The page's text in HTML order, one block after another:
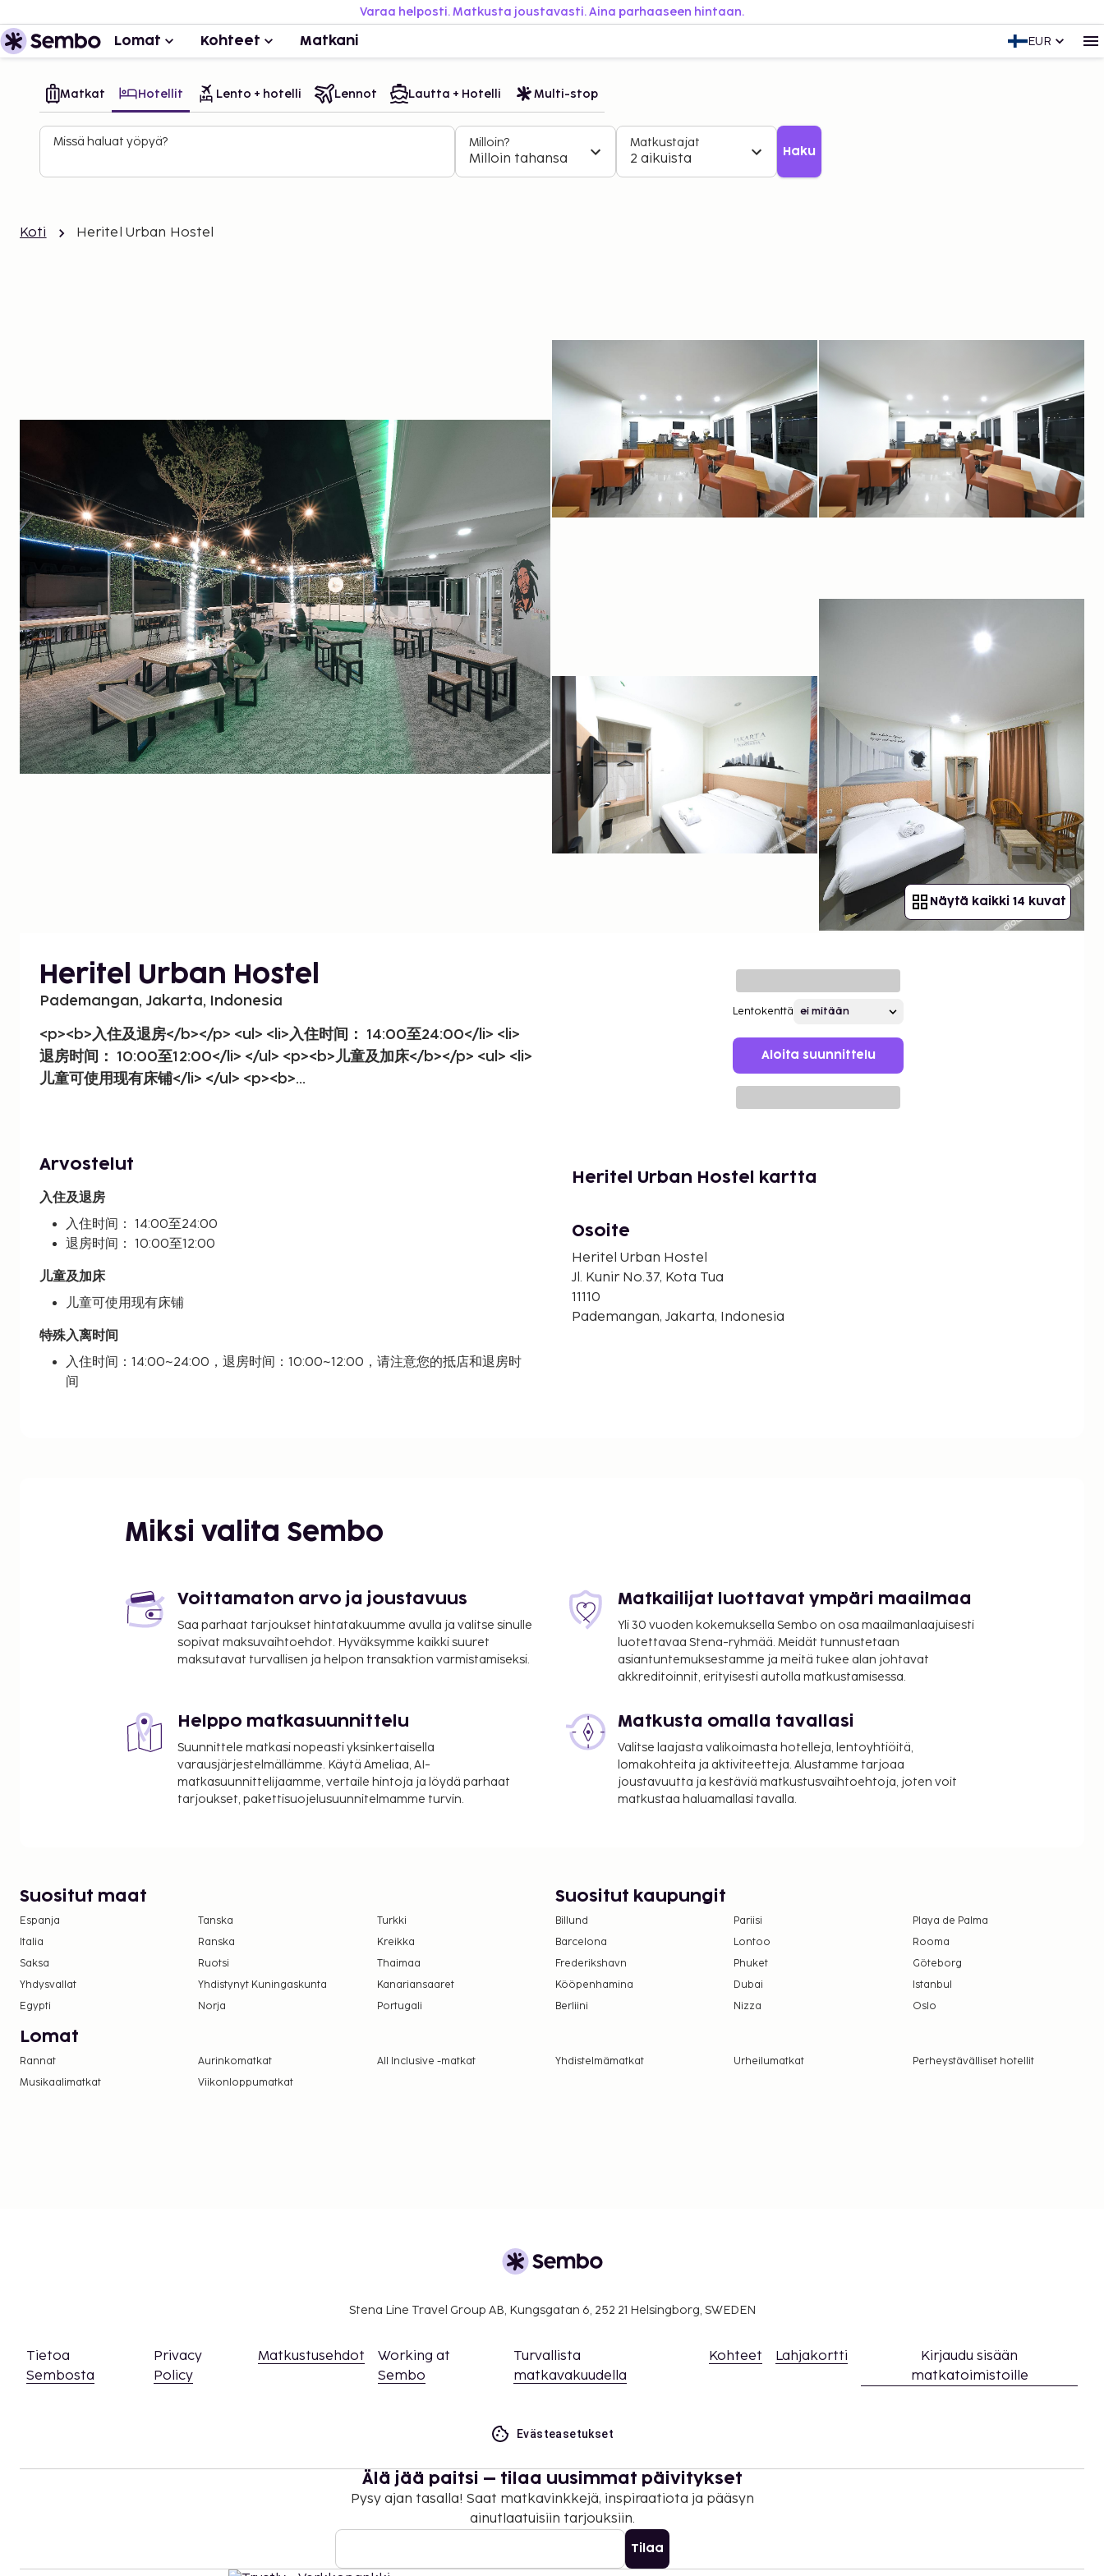
Varaa helposti. Matkusta joustavasti. Aina parhaaseen hintaan.
Lomat Kohteet Matkani EUR
Matkat Hotellit Lento + hotelli Lennot Lautta + Hotelli Multi-stop
Missä haluat yöpyä? Milloin?
Milloin tahansa
Matkustajat
2 aikuista Haku
Koti Heritel Urban Hostel
Näytä kaikki 14 kuvat
Heritel Urban Hostel
Pademangan, Jakarta, Indonesia
<p><b>入住及退房</b></p> <ul> <li>入住时间： 14:00至24:00</li> <li>
退房时间： 10:00至12:00</li> </ul> <p><b>儿童及加床</b></p> <ul> <li>
儿童可使用现有床铺</li> </ul> <p><b>...
Lentokenttä
Aloita suunnittelu
Arvostelut
入住及退房
入住时间： 14:00至24:00
退房时间： 10:00至12:00
儿童及加床
儿童可使用现有床铺
特殊入离时间
入住时间：14:00~24:00，退房时间：10:00~12:00，请注意您的抵店和退房时
间
Heritel Urban Hostel kartta
Osoite
Heritel Urban Hostel
Jl. Kunir No.37, Kota Tua
11110
Pademangan, Jakarta, Indonesia
Miksi valita Sembo
Voittamaton arvo ja joustavuus
Saa parhaat tarjoukset hintatakuumme avulla ja valitse sinulle
sopivat maksuvaihtoehdot. Hyväksymme kaikki suuret
maksutavat turvallisen ja helpon transaktion varmistamiseksi.
Matkailijat luottavat ympäri maailmaa
Yli 30 vuoden kokemuksella Sembo on osa maailmanlaajuisesti
luotettavaa Stena-ryhmää. Meidät tunnustetaan
asiantuntemuksestamme ja meitä tukee alan johtavat
akkreditoinnit, erityisesti autolla matkustamisessa.
Helppo matkasuunnittelu
Suunnittele matkasi nopeasti yksinkertaisella
varausjärjestelmällämme. Käytä Ameliaa, AI-
matkasuunnittelijaamme, vertaile hintoja ja löydä parhaat
tarjoukset, pakettisuojelusuunnitelmamme turvin.
Matkusta omalla tavallasi
Valitse laajasta valikoimasta hotelleja, lentoyhtiöitä,
lomakohteita ja aktiviteetteja. Alustamme tarjoaa
joustavuutta ja kestäviä matkustusvaihtoehtoja, joten voit
matkustaa haluamallasi tavalla.
Suositut maat
Espanja Tanska
Turkki
Italia
Ranska
Kreikka
Saksa
Ruotsi
Thaimaa
Yhdysvallat
Yhdistynyt Kuningaskunta
Kanariansaaret
Egypti
Norja Portugali
Suositut kaupungit
Billund Pariisi
Playa de Palma
Barcelona
Lontoo
Rooma
Frederikshavn
Phuket
Göteborg
Kööpenhamina
Dubai
Istanbul
Berliini
Nizza Oslo
Lomat
Rannat Aurinkomatkat All Inclusive -matkat Yhdistelmämatkat Urheilumatkat
Perheystävälliset hotellit
Musikaalimatkat
Viikonloppumatkat
Stena Line Travel Group AB, Kungsgatan 6, 252 21 Helsingborg, SWEDEN
Tietoa
Sembosta
Privacy
Policy
Matkustusehdot
Working at
Sembo
Turvallista
matkavakuudella
Kohteet Lahjakortti
Kirjaudu sisään
matkatoimistoille
Evästeasetukset
Älä jää paitsi – tilaa uusimmat päivitykset
Pysy ajan tasalla! Saat matkavinkkejä, inspiraatiota ja pääsyn
ainutlaatuisiin tarjouksiin.
Tilaa